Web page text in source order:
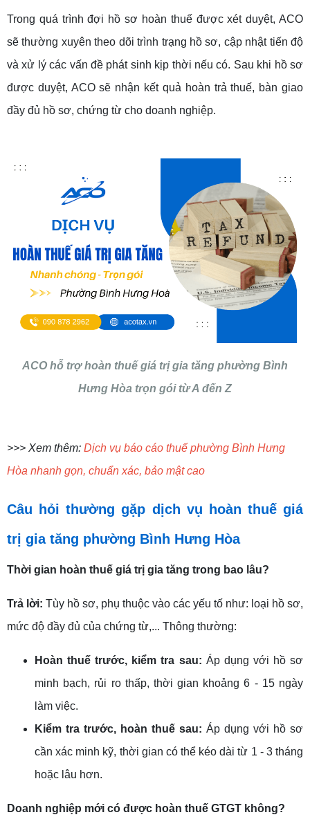
Trong quá trình đợi hồ sơ hoàn thuế được xét duyệt, ACO
sẽ thường xuyên theo dõi trình trạng hồ sơ, cập nhật tiến độ
và xử lý các vấn đề phát sinh kịp thời nếu có. Sau khi hồ sơ
được duyệt, ACO sẽ nhận kết quả hoàn trả thuế, bàn giao
đầy đủ hồ sơ, chứng từ cho doanh nghiệp.
ACO hỗ trợ hoàn thuế giá trị gia tăng phường Bình
Hưng Hòa trọn gói từ A đến Z
>>> Xem thêm: Dịch vụ báo cáo thuế phường Bình Hưng
Hòa nhanh gọn, chuẩn xác, bảo mật cao
Câu hỏi thường gặp dịch vụ hoàn thuế giá
trị gia tăng phường Bình Hưng Hòa
Thời gian hoàn thuế giá trị gia tăng trong bao lâu?
Trả lời: Tùy hồ sơ, phụ thuộc vào các yếu tố như: loại hồ sơ,
mức độ đầy đủ của chứng từ,... Thông thường:
Hoàn thuế trước, kiểm tra sau: Áp dụng với hồ sơ
minh bạch, rủi ro thấp, thời gian khoảng 6 - 15 ngày
làm việc.
Kiểm tra trước, hoàn thuế sau: Áp dụng với hồ sơ
cần xác minh kỹ, thời gian có thể kéo dài từ 1 - 3 tháng
hoặc lâu hơn.
Doanh nghiệp mới có được hoàn thuế GTGT không?